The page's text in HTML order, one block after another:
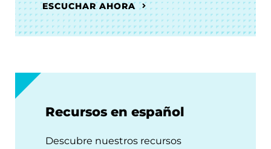
ESCUCHAR AHORA
Recursos en español
Descubre nuestros recursos